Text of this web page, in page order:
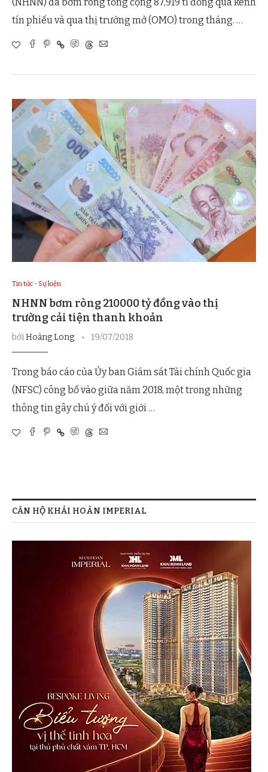
tín phiếu và qua thị trường mở (OMO) trong tháng. …
Tin tức - Sự kiện
NHNN bơm ròng 210000 tỷ đồng vào thị
trường cải tiện thanh khoản
bởiHoàng Long 19/07/2018
Trong báo cáo của Ủy ban Giám sát Tài chính Quốc gia
(NFSC) công bố vào giữa năm 2018, một trong những
thông tin gây chú ý đối với giới …
CĂN HỘ KHẢI HOÀN IMPERIAL